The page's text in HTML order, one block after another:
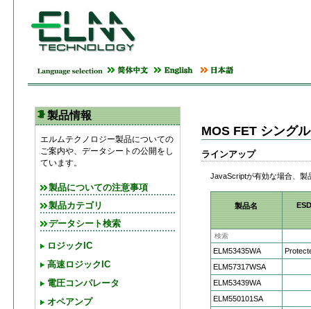
製品情報
エルムテクノロジー製品についての
ご案内や、データシートの公開をし
ています。
製品についての注意事項
製品カテゴリ
データシート検索
ロジックIC
高速ロジックIC
電圧コンパレータ
オペアンプ
MOS FET シング
ラインアップ
JavaScriptが有効な場合、製
製品名
ELM53435WA
ELM57317WSA
ELM53439WA
ELM550101SA